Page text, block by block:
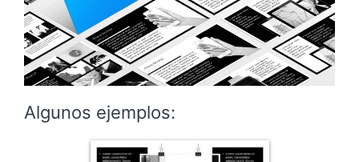
Algunos ejemplos: